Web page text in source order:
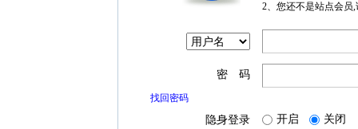
2、您还不是站点会员
密 码
找回密码
隐身登录 开启 关闭